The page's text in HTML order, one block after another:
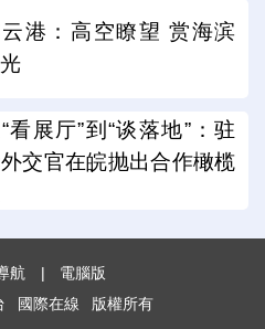
港：高空瞭望 赏海滨
看展厅”到“谈落地”：驻
交官在皖抛出合作橄榄
航 |
電腦版
國際在線 版權所有